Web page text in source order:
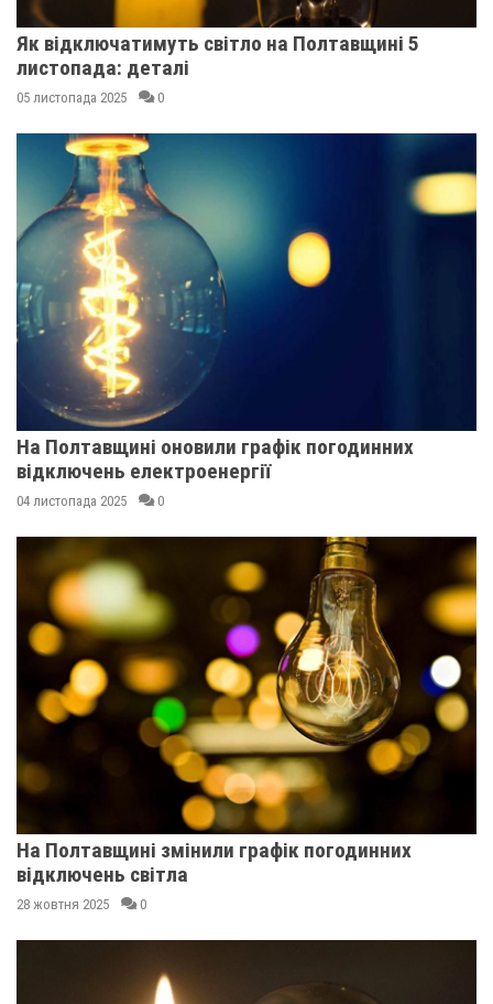
Як відключатимуть світло на Полтавщині 5
листопада: деталі
05 листопада 2025 0
На Полтавщині оновили графік погодинних
відключень електроенергії
04 листопада 2025 0
На Полтавщині змінили графік погодинних
відключень світла
28 жовтня 2025 0